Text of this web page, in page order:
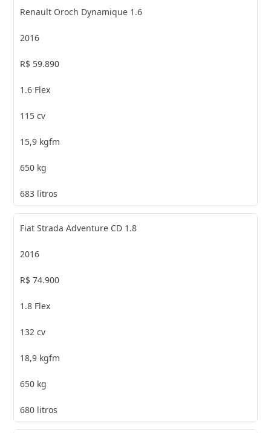
Renault Oroch Dynamique 1.6
2016
R$ 59.890
1.6 Flex
115 cv
15,9 kgfm
650 kg
683 litros
Fiat Strada Adventure CD 1.8
2016
R$ 74.900
1.8 Flex
132 cv
18,9 kgfm
650 kg
680 litros